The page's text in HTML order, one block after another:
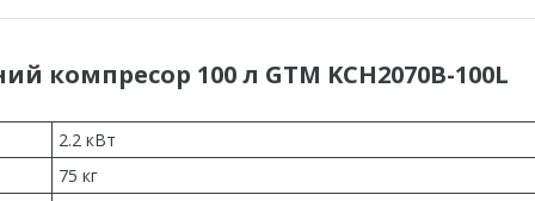
компресор 100 л GTM KCH2070B-100L
2.2 кВт
75 кг